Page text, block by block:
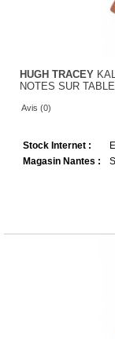
HUGH TRACEY
NOTES SUR
Avis (0)
Stock Internet :
Magasin Nantes :